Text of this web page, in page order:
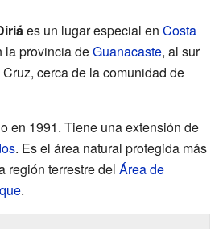
es un lugar especial en Costa
la provincia deGuanacaste, al sur
cerca de la comunidad de
en 1991. Tiene una extensión de
. Es el área natural protegida más
región terrestre del Área de
.